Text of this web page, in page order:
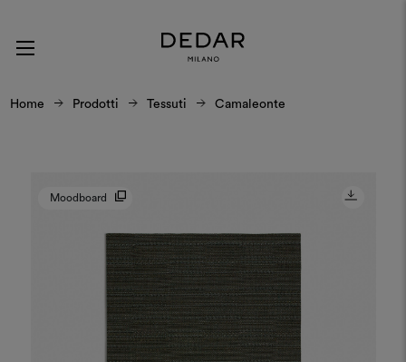
Home Prodotti Tessuti Camaleonte
Moodboard